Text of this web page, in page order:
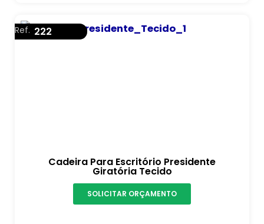
Cadeira Para Escritório Presidente
Giratória Tecido
Ref. 222
SOLICITAR ORÇAMENTO